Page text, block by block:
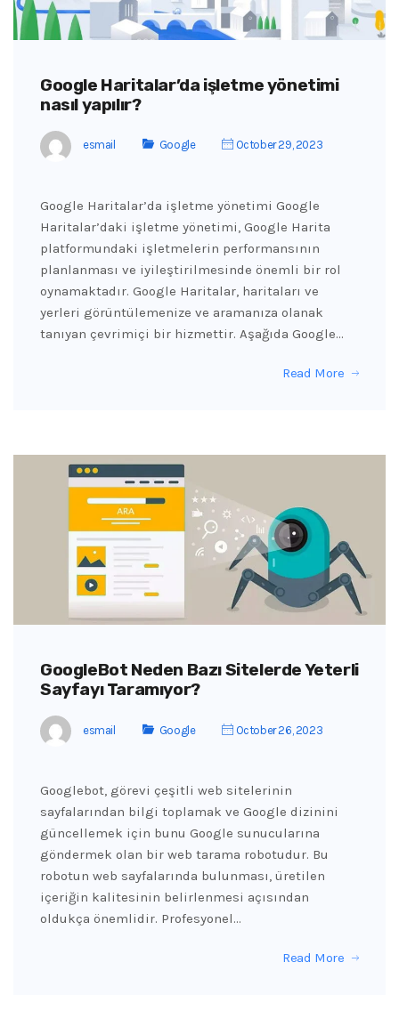
Google Haritalar’da işletme yönetimi
nasıl yapılır?
esmail Google October 29, 2023
Google Haritalar’da işletme yönetimi Google
Haritalar’daki işletme yönetimi, Google Harita
platformundaki işletmelerin performansının
planlanması ve iyileştirilmesinde önemli bir rol
oynamaktadır. Google Haritalar, haritaları ve
yerleri görüntülemenize ve aramanıza olanak
tanıyan çevrimiçi bir hizmettir. Aşağıda Google…
Read More
GoogleBot Neden Bazı Sitelerde Yeterli
Sayfayı Taramıyor?
esmail Google October 26, 2023
Googlebot, görevi çeşitli web sitelerinin
sayfalarından bilgi toplamak ve Google dizinini
güncellemek için bunu Google sunucularına
göndermek olan bir web tarama robotudur. Bu
robotun web sayfalarında bulunması, üretilen
içeriğin kalitesinin belirlenmesi açısından
oldukça önemlidir. Profesyonel…
Read More